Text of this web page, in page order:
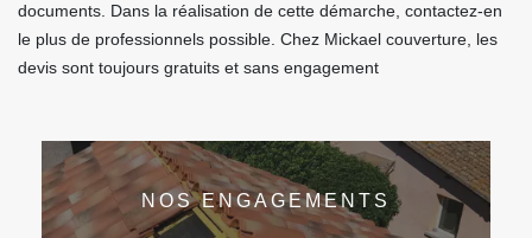
documents. Dans la réalisation de cette démarche, contactez-en
le plus de professionnels possible. Chez Mickael couverture, les
devis sont toujours gratuits et sans engagement
NOS ENGAGEMENTS